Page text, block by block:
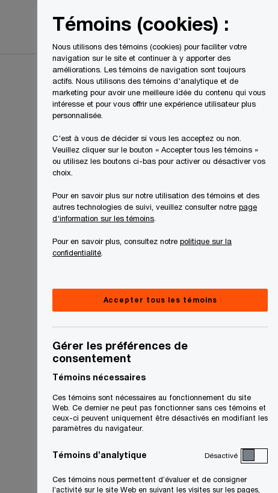
Recherche
Témoins (cookies) :
Nous utilisons des témoins (cookies) pour faciliter votre
navigation sur le site et continuer à y apporter des
améliorations. Les témoins de navigation sont toujours
actifs. Nous utilisons des témoins d'analytique et de
marketing pour avoir une meilleure idée du contenu qui vous
intéresse et pour vous offrir une expérience utilisateur plus
personnalisée.
C'est à vous de décider si vous les acceptez ou non.
Veuillez cliquer sur le bouton « Accepter tous les témoins »
ou utilisez les boutons ci-bas pour activer ou désactiver vos
choix.
Pour en savoir plus sur notre utilisation des témoins et des
autres technologies de suivi, veuillez consulter notre page
d'information sur les témoins
Pour en savoir plus, consultez notre politique sur la
confidentialité
Accepter tous les témoins
Gérer les préférences de
consentement
Témoins nécessaires
Ces témoins sont nécessaires au fonctionnement du site
Web. Ce dernier ne peut pas fonctionner sans ces témoins et
ceux-ci peuvent uniquement être désactivés en modifiant les
paramètres du navigateur.
Témoins d’analytique Désactivé
Ces témoins nous permettent d’évaluer et de consigner
l’activité sur le site Web en suivant les visites sur les pages,